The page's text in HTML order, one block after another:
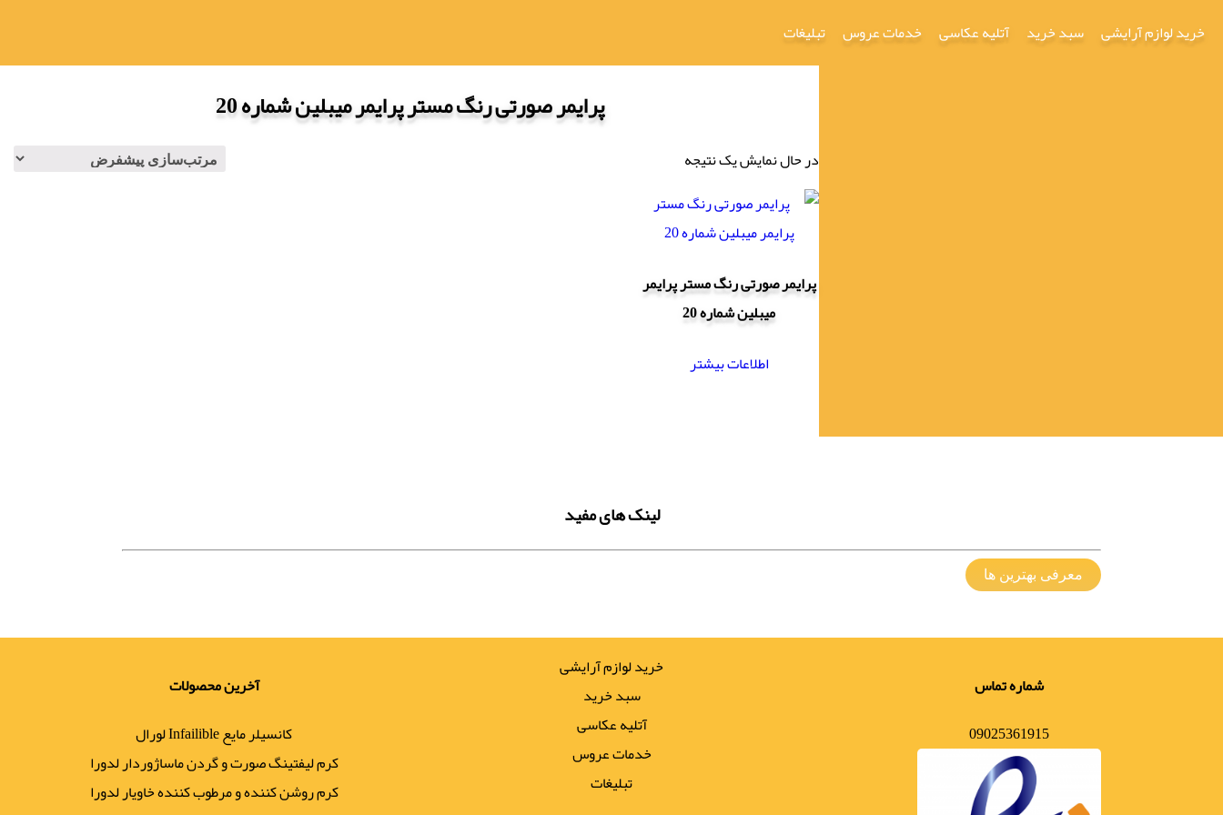
خرید لوازم آرایشی سبد خرید آتلیه عکاسی خدمات عروس تبلیغات
پرایمر صورتی رنگ مستر پرایمر میبلین شماره 20
در حال نمایش یک نتیجه
پرایمر صورتی رنگ مستر پرایمر
میبلین شماره 20
اطلاعات بیشتر
لینک های مفید
معرفی بهترین ها
شماره تماس
09025361915
خرید لوازم آرایشی
سبد خرید
آتلیه عکاسی
خدمات عروس
تبلیغات
آخرین محصولات
کانسیلر مایع Infailible لورال
کرم لیفتینگ صورت و گردن ماساژوردار لدورا
کرم روشن کننده و مرطوب کننده خاویار لدورا